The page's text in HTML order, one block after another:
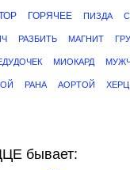
ГОРЯЧЕЕ ПИЗДА
РАЗБИТЬ МАГНИТ
МИОКАРД
РАНА АОРТОЙ ХЕРЦ
бывает: